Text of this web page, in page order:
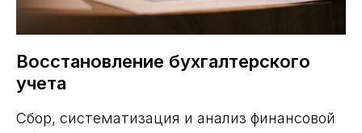
Восстановление бухгалтерского
учета
Сбор, систематизация и анализ финансовой